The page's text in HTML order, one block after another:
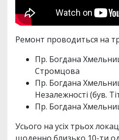
Ремонт проводиться на
Пр. Богдана
Стромцова
Пр. Богдана
Незалежності (був.
Пр. Богдана
Усього на усіх трьох